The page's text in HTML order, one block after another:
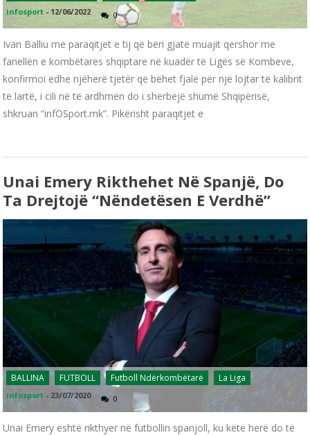
infosport - 12/06/2022 0
Ivan Balliu me paraqitjet e tij që bëri gjatë muajit qershor me
fanellën e kombëtares shqiptare në kuadër të Ligës së Kombeve,
konfirmoi edhe njëherë tjetër që bëhet fjalë për një lojtar të kalibrit
të lartë, i cili në të ardhmen do i shërbejë shumë Shqipërisë,
shkruan “infOSport.mk”. Pikërisht paraqitjet e
Unai Emery Rikthehet Në Spanjë, Do
Ta Drejtojë “nëndetësen E Verdhë”
BALLINA FUTBOLL Futboll Ndërkombëtarë La Liga
infosport - 23/07/2020 0
Unai Emery është rikthyer në futbollin spanjoll, ku këtë herë do të